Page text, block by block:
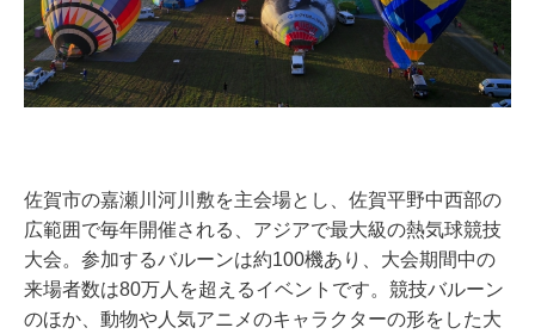
佐賀市の嘉瀬川河川敷を主会場とし、佐賀平野中西部の
広範囲で毎年開催される、アジアで最大級の熱気球競技
大会。参加するバルーンは約100機あり、大会期間中の
来場者数は80万人を超えるイベントです。競技バルーン
のほか、動物や人気アニメのキャラクターの形をした大